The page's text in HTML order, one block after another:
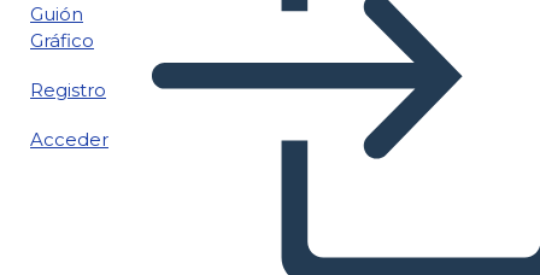
Guión
Gráfico
Registro
Acceder